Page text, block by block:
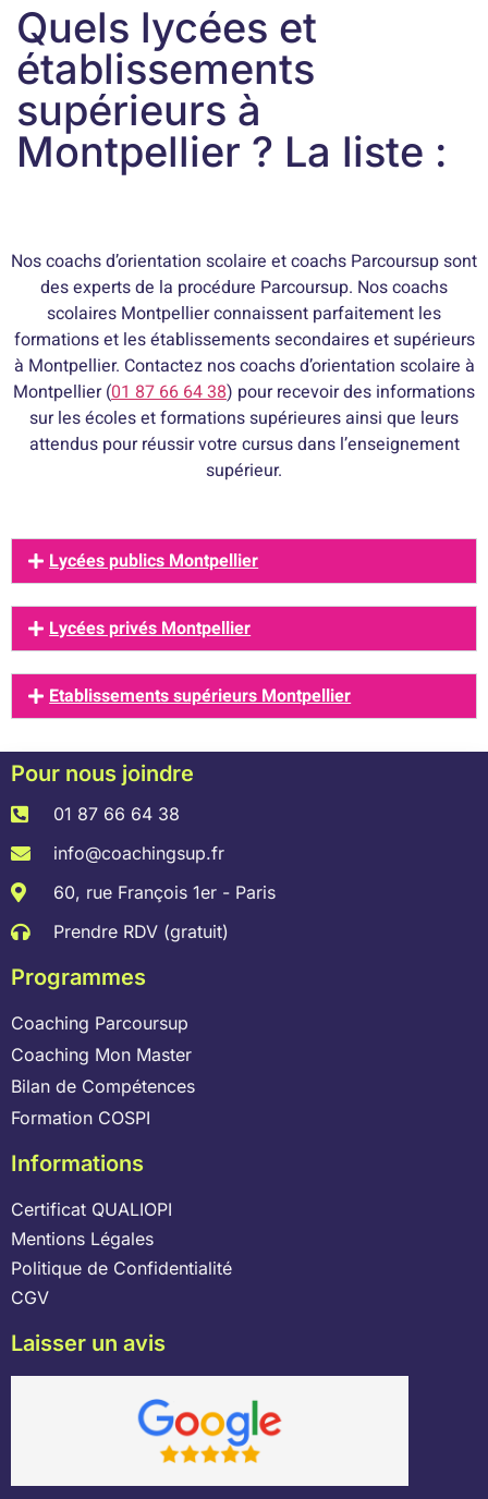
Quels lycées et
établissements
supérieurs à
Montpellier ? La liste :
Nos coachs d’orientation scolaire et coachs Parcoursup sont
des experts de la procédure Parcoursup. Nos coachs
scolaires Montpellier connaissent parfaitement les
formations et les établissements secondaires et supérieurs
à Montpellier. Contactez nos coachs d’orientation scolaire à
Montpellier (01 87 66 64 38) pour recevoir des informations
sur les écoles et formations supérieures ainsi que leurs
attendus pour réussir votre cursus dans l’enseignement
supérieur.
Lycées publics Montpellier
Lycées privés Montpellier
Etablissements supérieurs Montpellier
Pour nous joindre
01 87 66 64 38
info@coachingsup.fr
60, rue François 1er - Paris
Prendre RDV (gratuit)
Programmes
Coaching Parcoursup
Coaching Mon Master
Bilan de Compétences
Formation COSPI
Informations
Certificat QUALIOPI
Mentions Légales
Politique de Confidentialité
CGV
Laisser un avis